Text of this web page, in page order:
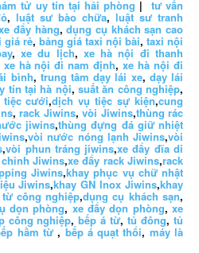
tử uy tín tại hải phòng | tư vấn
, luật sư bào chữa, luật sư tranh
đẩy hàng,dụng cụ khách sạn cao
giá rẻ, bảng giá taxi nội bài, taxi nội
,xe du lịch, xe hà nội đi thanh
xe hà nội đi nam định,xe hà nội đi
bình, trung tâm dạy lái xe, dạy lái
tín tại hà nội,suất ăn công nghiệp,
tiệc cưới,dịch vụ tiệc sự kiện,cung
, rack Jiwins, vòi Jiwins,thùng rác
jiwins,thùng đựng đá giữ nhiệt
,vòi nước nóng lạnh Jiwins,vòi
,vòi phun tráng jiwins,xe đẩy đĩa di
Jiwins,xe đẩy rack Jiwins,rack
Jiwins,khay phục vụ chữ nhật
Jiwins,khay GN Inox Jiwins,khay
công nghiệp,dụng cụ khách sạn,
dọn phòng, xe đẩy dọn phòng,xe
công nghiệp,bếp á từ,tủ đông,tủ
hầm từ , bếp á quạt thổi, máy là